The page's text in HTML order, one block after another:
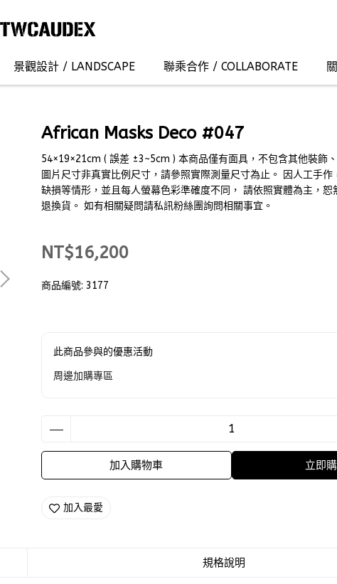
景觀設計 / LANDSCAPE 聯乘合作 / COLLABORATE
African Masks Deco #047
54×19×21cm ( 誤差 ±3~5cm ) 本商品僅有面具，不包含其他裝飾
圖片尺寸非真實比例尺寸，請參照實際測量尺寸為止。 因人工手作
缺損等情形，並且每人螢幕色彩準確度不同， 請依照實體為主，恕
退換貨。 如有相關疑問請私訊粉絲團詢問相關事宜。
NT$16,200
商品編號: 3177
此商品參與的優惠活動
周邊加購專區
加入購物車 立即
加入最愛
規格說明